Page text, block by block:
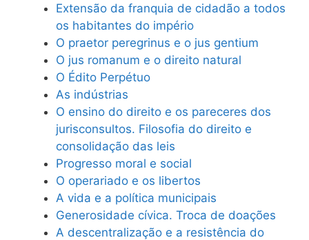
Extensão da franquia de cidadão a todos
os habitantes do império
O praetor peregrinus e o jus gentium
O jus romanum e o direito natural
O Édito Perpétuo
As indústrias
O ensino do direito e os pareceres dos
jurisconsultos. Filosofia do direito e
consolidação das leis
Progresso moral e social
O operariado e os libertos
A vida e a política municipais
Generosidade cívica. Troca de doações
A descentralização e a resistência do